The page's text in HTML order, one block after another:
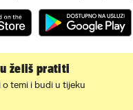
želiš pratiti
temi i budi u tijeku